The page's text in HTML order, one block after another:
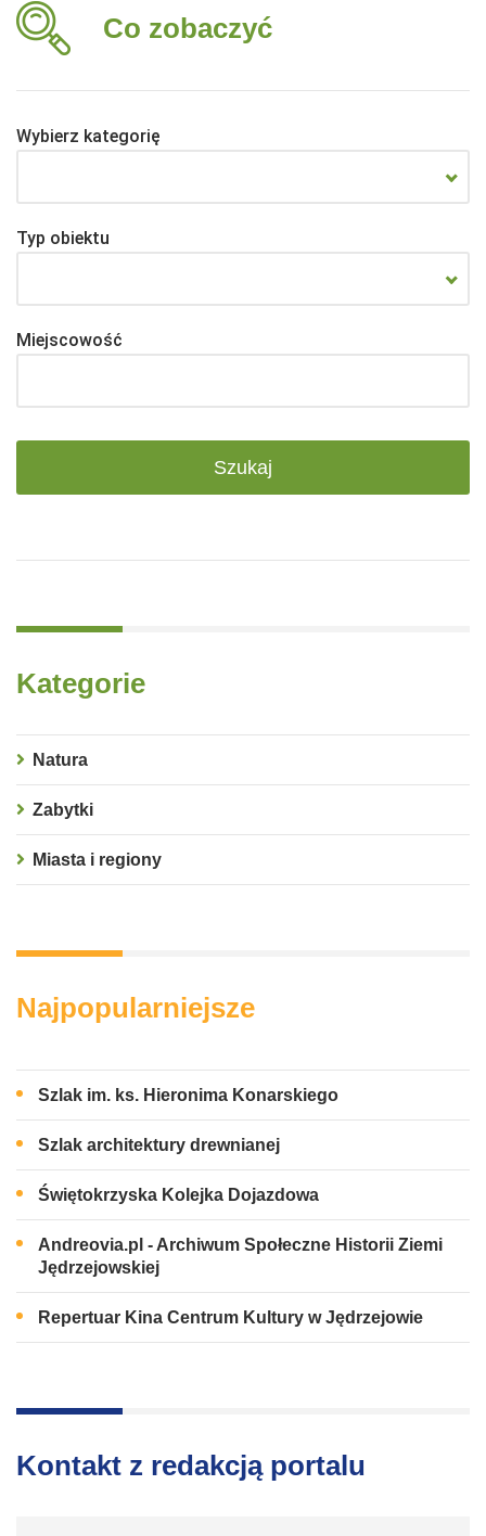
Co zobaczyć
Wybierz kategorię
Typ obiektu
Miejscowość
Kategorie
Natura
Zabytki
Miasta i regiony
Najpopularniejsze
Szlak im. ks. Hieronima Konarskiego
Szlak architektury drewnianej
Świętokrzyska Kolejka Dojazdowa
Andreovia.pl - Archiwum Społeczne Historii Ziemi
Jędrzejowskiej
Repertuar Kina Centrum Kultury w Jędrzejowie
Kontakt z redakcją portalu